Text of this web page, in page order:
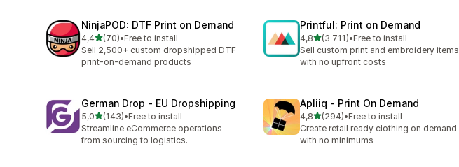
NinjaPOD: DTF Print on Demand
4,4z 5 hvězd
(70)
Celkový počet recenzí: 70
•Free to install
Sell 2,500+ custom dropshipped DTF
print-on-demand products
Printful: Print on Demand
4,8z 5 hvězd
(3 711)
Celkový počet recenzí: 3711
•Free to install
Sell custom print and embroidery items
with no upfront costs
German Drop ‑ EU Dropshipping
5,0z 5 hvězd
(143)
Celkový počet recenzí: 143
•Free to install
Streamline eCommerce operations
from sourcing to logistics.
Apliiq ‑ Print On Demand
4,8z 5 hvězd
(294)
Celkový počet recenzí: 294
•Free to install
Create retail ready clothing on demand
with no minimums